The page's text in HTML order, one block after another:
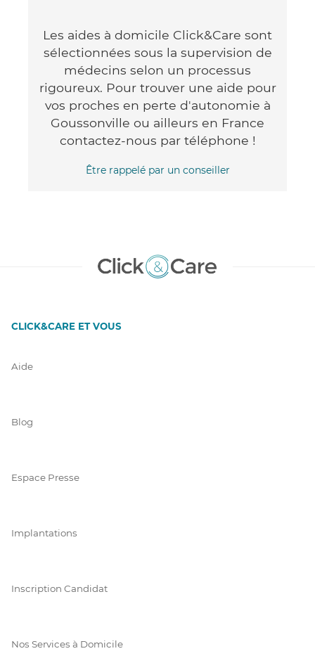
Les aides à domicile Click&Care sont
sélectionnées sous la supervision de
médecins selon un processus
rigoureux. Pour trouver une aide pour
vos proches en perte d'autonomie à
Goussonville ou ailleurs en France
contactez-nous par téléphone !
Être rappelé par un conseiller
CLICK&CARE ET VOUS
Aide
Blog
Espace Presse
Implantations
Inscription Candidat
Nos Services à Domicile